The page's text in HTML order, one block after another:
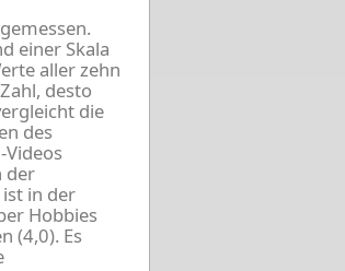
einer Skala
aller zehn
desto
die
des
der
in der
Hobbies
(4,0). Es